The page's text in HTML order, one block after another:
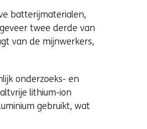
batterijmaterialen,
twee derde van
van de mijnwerkers,
onderzoeks- en
lithium-ion
gebruikt, wat